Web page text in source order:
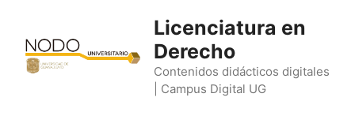
contenido
Licenciatura en
Derecho
Contenidos didácticos digitales
| Campus Digital UG